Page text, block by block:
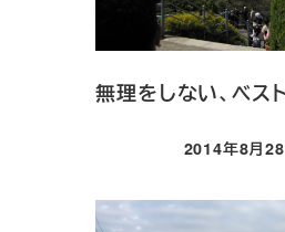
無理をしない、ベス
投稿日
2014年8月